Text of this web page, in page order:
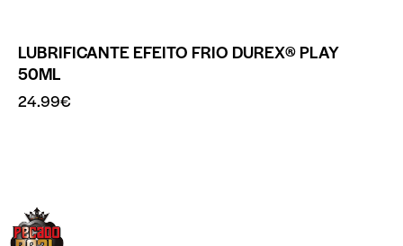
LUBRIFICANTE EFEITO FRIO DUREX® PLAY
50ML
24.99€